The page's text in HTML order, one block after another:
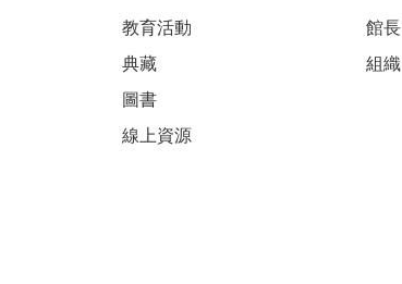
教育活動
典藏
圖書
線上資源
館長
組織